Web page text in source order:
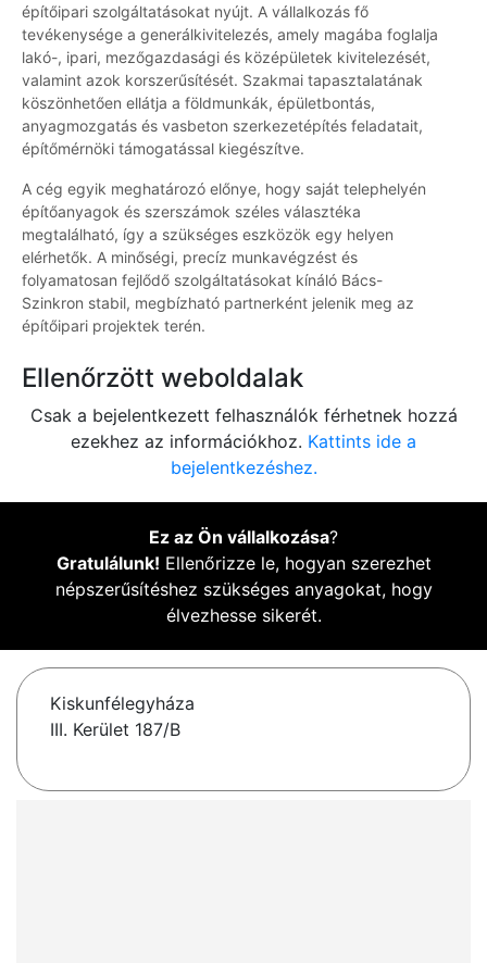
építőipari szolgáltatásokat nyújt. A vállalkozás fő
tevékenysége a generálkivitelezés, amely magába foglalja
lakó-, ipari, mezőgazdasági és középületek kivitelezését,
valamint azok korszerűsítését. Szakmai tapasztalatának
köszönhetően ellátja a földmunkák, épületbontás,
anyagmozgatás és vasbeton szerkezetépítés feladatait,
építőmérnöki támogatással kiegészítve.
A cég egyik meghatározó előnye, hogy saját telephelyén
építőanyagok és szerszámok széles választéka
megtalálható, így a szükséges eszközök egy helyen
elérhetők. A minőségi, precíz munkavégzést és
folyamatosan fejlődő szolgáltatásokat kínáló Bács-
Szinkron stabil, megbízható partnerként jelenik meg az
építőipari projektek terén.
Ellenőrzött weboldalak
Csak a bejelentkezett felhasználók férhetnek hozzá
ezekhez az információkhoz. Kattints ide a
bejelentkezéshez.
Ez az Ön vállalkozása?
Gratulálunk! Ellenőrizze le, hogyan szerezhet
népszerűsítéshez szükséges anyagokat, hogy
élvezhesse sikerét.
Kiskunfélegyháza
III. Kerület 187/B